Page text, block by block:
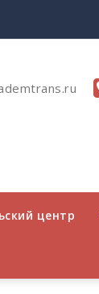
центр